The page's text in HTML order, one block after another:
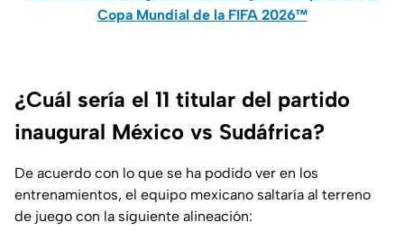
Copa Mundial de la FIFA 2026™
¿Cuál sería el 11 titular del partido
inaugural México vs Sudáfrica?
De acuerdo con lo que se ha podido ver en los
entrenamientos, el equipo mexicano saltaría al terreno
de juego con la siguiente alineación: